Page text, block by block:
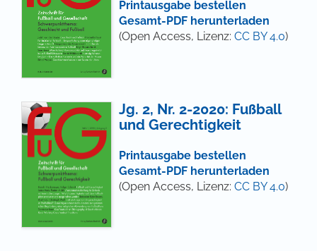
Printausgabe bestellen
Gesamt-PDF herunterladen
(Open Access, Lizenz: CC BY 4.0)
Jg. 2, Nr. 2-2020: Fußball
und Gerechtigkeit
Printausgabe bestellen
Gesamt-PDF herunterladen
(Open Access, Lizenz: CC BY 4.0)